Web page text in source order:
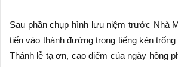
Sau phần chụp hình lưu niệm trước Nhà
tiến vào thánh đường trong tiếng kèn
Thánh lễ tạ ơn, cao điểm của ngày hồng